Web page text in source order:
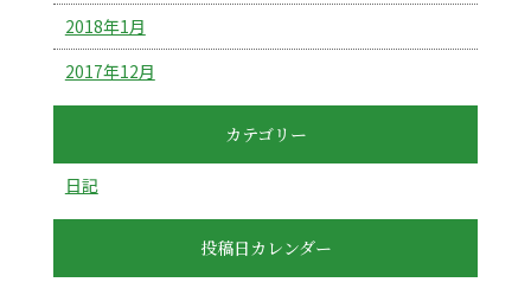
2018年1月
2017年12月
カテゴリー
日記
投稿日カレンダー